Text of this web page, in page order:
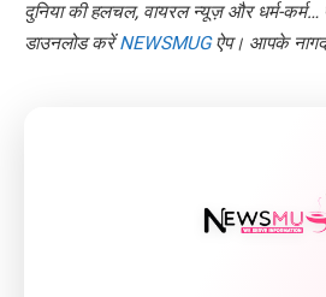
दुनिया की हलचल, वायरल न्यूज़ और धर्म-कर्म…
डाउनलोड करेंNEWSMUGऐप। आपके